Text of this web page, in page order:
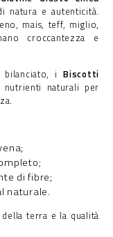
natura e autenticità.
mais, teff, miglio,
croccantezza e
bilanciato, iBiscotti
naturali per
di fibre;
naturale.
terra e la qualità